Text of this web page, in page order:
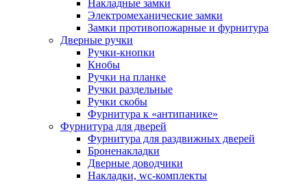
Накладные замки
Электромеханические замки
Замки противопожарные и фурнитура
Дверные ручки
Ручки-кнопки
Кнобы
Ручки на планке
Ручки раздельные
Ручки скобы
Фурнитура к «антипанике»
Фурнитура для дверей
Фурнитура для раздвижных дверей
Броненакладки
Дверные доводчики
Накладки, wc-комплекты